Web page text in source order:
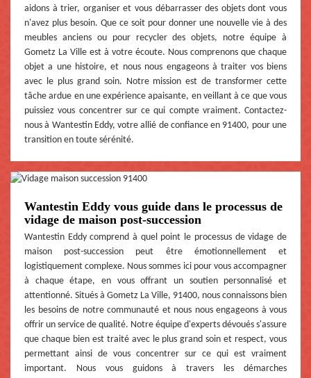
aidons à trier, organiser et vous débarrasser des objets dont vous
n'avez plus besoin. Que ce soit pour donner une nouvelle vie à des
meubles anciens ou pour recycler des objets, notre équipe à
Gometz La Ville est à votre écoute. Nous comprenons que chaque
objet a une histoire, et nous nous engageons à traiter vos biens
avec le plus grand soin. Notre mission est de transformer cette
tâche ardue en une expérience apaisante, en veillant à ce que vous
puissiez vous concentrer sur ce qui compte vraiment. Contactez-
nous à Wantestin Eddy, votre allié de confiance en 91400, pour une
transition en toute sérénité.
Wantestin Eddy vous guide dans le processus de
vidage de maison post-succession
Wantestin Eddy comprend à quel point le processus de vidage de
maison post-succession peut être émotionnellement et
logistiquement complexe. Nous sommes ici pour vous accompagner
à chaque étape, en vous offrant un soutien personnalisé et
attentionné. Situés à Gometz La Ville, 91400, nous connaissons bien
les besoins de notre communauté et nous nous engageons à vous
offrir un service de qualité. Notre équipe d'experts dévoués s'assure
que chaque bien est traité avec le plus grand soin et respect, vous
permettant ainsi de vous concentrer sur ce qui est vraiment
important. Nous vous guidons à travers les démarches